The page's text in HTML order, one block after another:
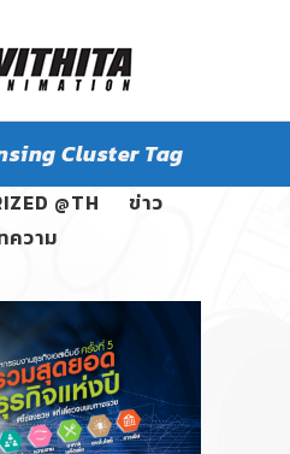
Cluster Tag
@TH
ข่าว
ความ